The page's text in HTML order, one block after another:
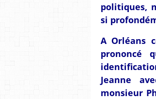
politiques,
si
A Orléans
prononcé
Jeanne
monsieur